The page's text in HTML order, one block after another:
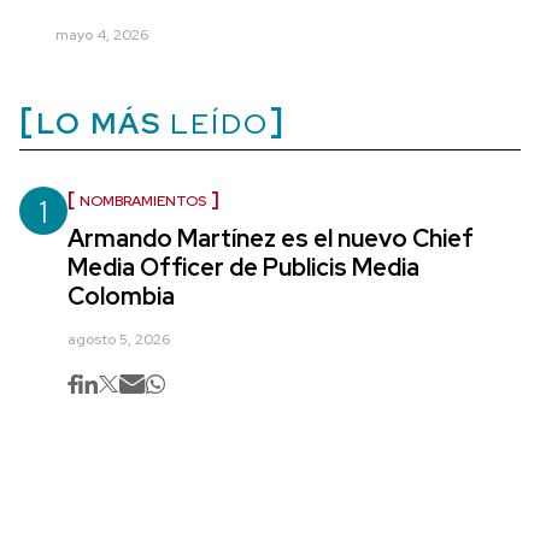
mayo 4, 2026
LO MÁS LEÍDO
1 NOMBRAMIENTOS
Armando Martínez es el nuevo Chief
Media Officer de Publicis Media
Colombia
agosto 5, 2026